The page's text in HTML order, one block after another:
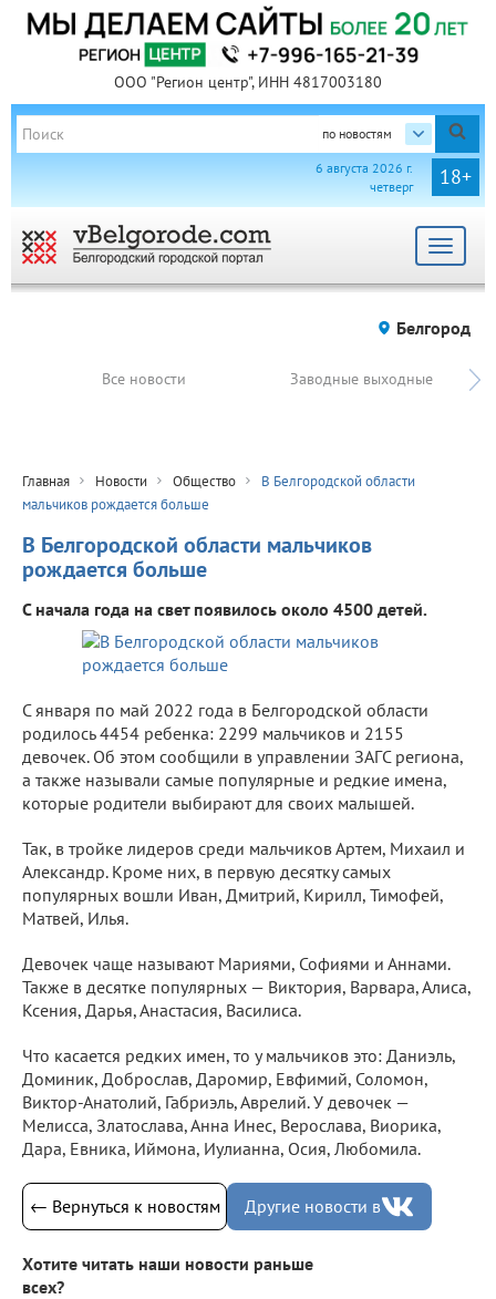
ООО "Регион центр", ИНН 4817003180
по новостям
18+
6 августа 2026 г.
четверг
Toggle
Белгород
Все новости Заводные выходные
Главная Новости Общество
В Белгородской области
мальчиков рождается больше
В Белгородской области мальчиков
рождается больше
С начала года на свет появилось около 4500 детей.
С января по май 2022 года в Белгородской области
родилось 4454 ребенка: 2299 мальчиков и 2155
девочек. Об этом сообщили в управлении ЗАГС региона,
а также называли самые популярные и редкие имена,
которые родители выбирают для своих малышей.
Так, в тройке лидеров среди мальчиков Артем, Михаил и
Александр. Кроме них, в первую десятку самых
популярных вошли Иван, Дмитрий, Кирилл, Тимофей,
Матвей, Илья.
Девочек чаще называют Мариями, Софиями и Аннами.
Также в десятке популярных — Виктория, Варвара, Алиса,
Ксения, Дарья, Анастасия, Василиса.
Что касается редких имен, то у мальчиков это: Даниэль,
Доминик, Доброслав, Даромир, Евфимий, Соломон,
Виктор-Анатолий, Габриэль, Аврелий. У девочек —
Мелисса, Златослава, Анна Инес, Верослава, Виорика,
Дара, Евника, Иймона, Иулианна, Осия, Любомила.
← Вернуться к новостям Другие новости в
Хотите читать наши новости раньше
всех?